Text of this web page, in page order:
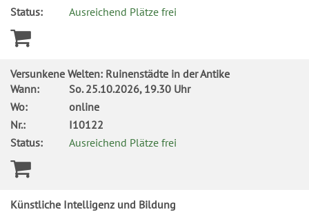
Status:
Ausreichend Plätze frei
Versunkene Welten: Ruinenstädte in der Antike
Wann:
So.25.10.2026, 19.30 Uhr
Wo:
online
Nr.:
I10122
Status:
Ausreichend Plätze frei
Künstliche Intelligenz und Bildung